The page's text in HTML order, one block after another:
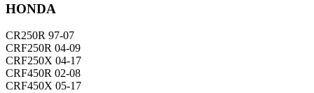
HONDA
CR250R 97-07
CRF250R 04-09
CRF250X 04-17
CRF450R 02-08
CRF450X 05-17